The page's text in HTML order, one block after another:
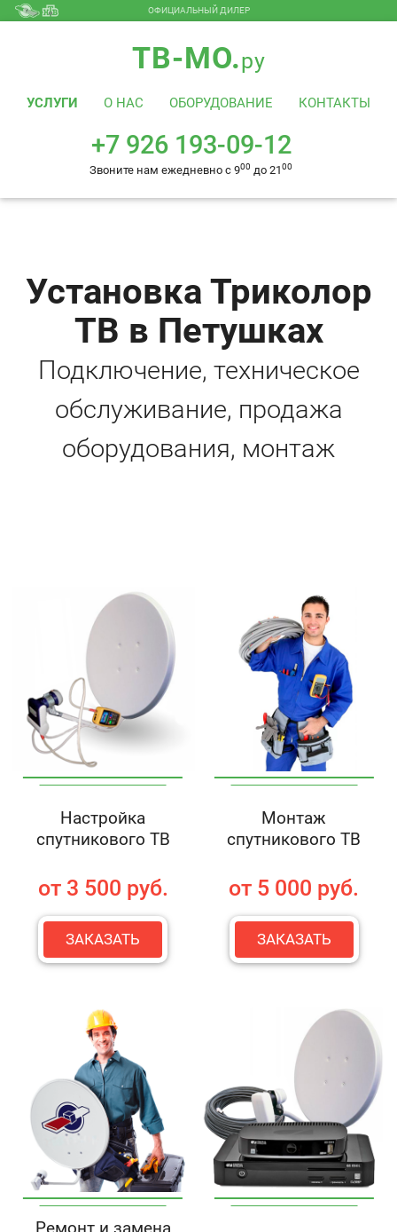
+7 926 193-09-12
Звоните нам ежедневно с 9
ОФИЦИАЛЬНЫЙ ДИЛЕР
ТВ-МО.ру
УСЛУГИ О НАС ОБОРУДОВАНИЕ КОНТАКТЫ
+7 926 193-09-12
Звоните нам ежедневно с 900 до 2100
Установка Триколор
ТВ в Петушках
Подключение, техническое
обслуживание, продажа
оборудования, монтаж
Настройка
спутникового ТВ
от 3 500 руб.
ЗАКАЗАТЬ
Монтаж
спутникового ТВ
от 5 000 руб.
ЗАКАЗАТЬ
Ремонт и замена